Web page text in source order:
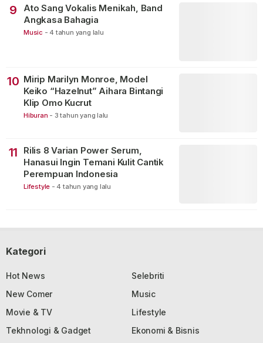
9
Ato Sang Vokalis Menikah, Band
Angkasa Bahagia
Music - 4 tahun yang lalu
10 Mirip Marilyn Monroe, Model
Keiko “Hazelnut” Aihara Bintangi
Klip Omo Kucrut
Hiburan - 3 tahun yang lalu
11
Rilis 8 Varian Power Serum,
Hanasui Ingin Temani Kulit Cantik
Perempuan Indonesia
Lifestyle - 4 tahun yang lalu
Kategori
Hot News
Selebriti
New Comer
Music
Movie & TV
Lifestyle
Tekhnologi & Gadget
Ekonomi & Bisnis